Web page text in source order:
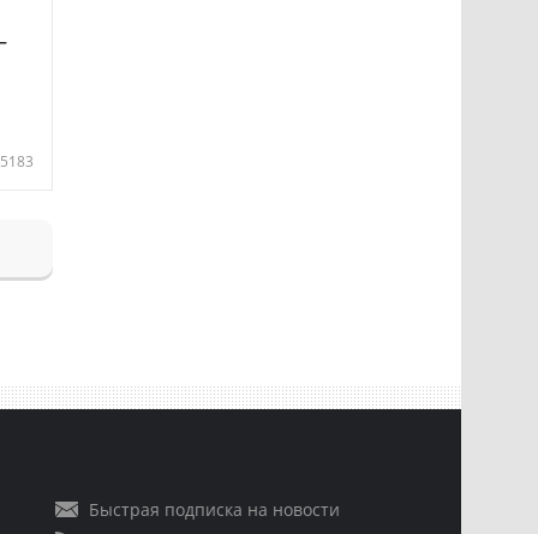
5183
Быстрая подписка на новости